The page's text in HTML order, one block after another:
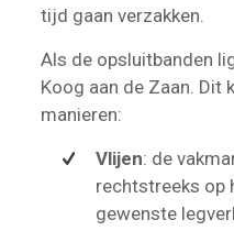
tijd gaan verzakken.
Als de opsluitbanden
Koog aan de Zaan. Dit
manieren:
Vlijen: de
rechtstreeks op
gewenste